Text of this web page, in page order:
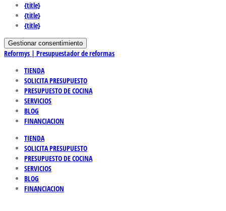
{title}
{title}
{title}
Gestionar consentimiento
Reformys | Presupuestador de reformas
TIENDA
SOLICITA PRESUPUESTO
PRESUPUESTO DE COCINA
SERVICIOS
BLOG
FINANCIACION
TIENDA
SOLICITA PRESUPUESTO
PRESUPUESTO DE COCINA
SERVICIOS
BLOG
FINANCIACION